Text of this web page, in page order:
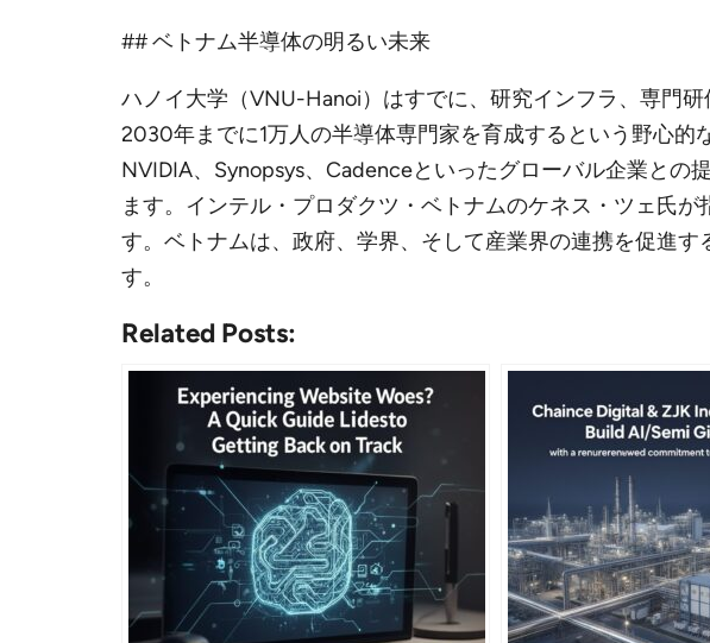
## ベトナム半導体の明るい未来
ハノイ大学（VNU-Hanoi）はすでに、研究インフラ、専門
2030年までに1万人の半導体専門家を育成するという野心的
NVIDIA、Synopsys、Cadenceといったグローバル企業と
ます。インテル・プロダクツ・ベトナムのケネス・ツェ氏
す。ベトナムは、政府、学界、そして産業界の連携を促進
す。
Related Posts: